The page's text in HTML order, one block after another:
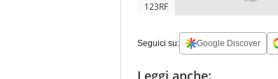
123RF
Seguici su: Google Discover